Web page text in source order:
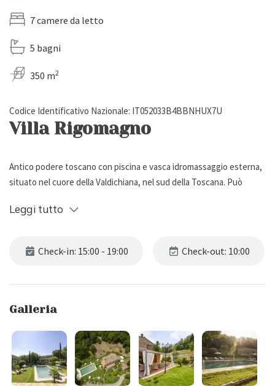
7 camere da letto
5 bagni
350 m2
Codice Identificativo Nazionale: IT052033B4BBNHUX7U
Villa Rigomagno
Antico podere toscano con piscina e vasca idromassaggio esterna,
situato nel cuore della Valdichiana, nel sud della Toscana. Può
secolo, situato nel cuore della Valdichiana, nel sud della Toscana.
privato recintato e ben curato con prato e parcheggio scoperto per
8 macchine.
All'interno del giardino troviamo vari spazi ricreativi/rilassanti
all'aperto quali:
- un ampio patio con tavolo da pranzo per 15 persone e divano, per
Leggi tutto
Check-in: 15:00 - 19:00 Check-out: 10:00
Galleria